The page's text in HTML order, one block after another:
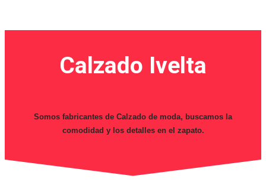
Calzado Ivelta
Somos fabricantes de Calzado de moda, buscamos la
comodidad y los detalles en el zapato.